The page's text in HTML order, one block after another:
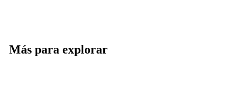
Más para explorar